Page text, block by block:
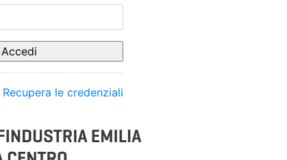
Recupera le credenziali